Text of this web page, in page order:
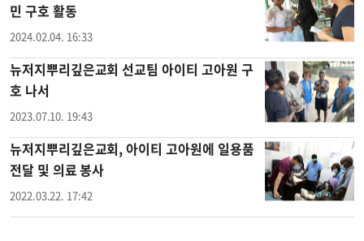
민 구호 활동
2024.02.04. 16:33
뉴저지뿌리깊은교회 선교팀 아이티 고아원 구
호 나서
2023.07.10. 19:43
뉴저지뿌리깊은교회, 아이티 고아원에 일용품
전달 및 의료 봉사
2022.03.22. 17:42